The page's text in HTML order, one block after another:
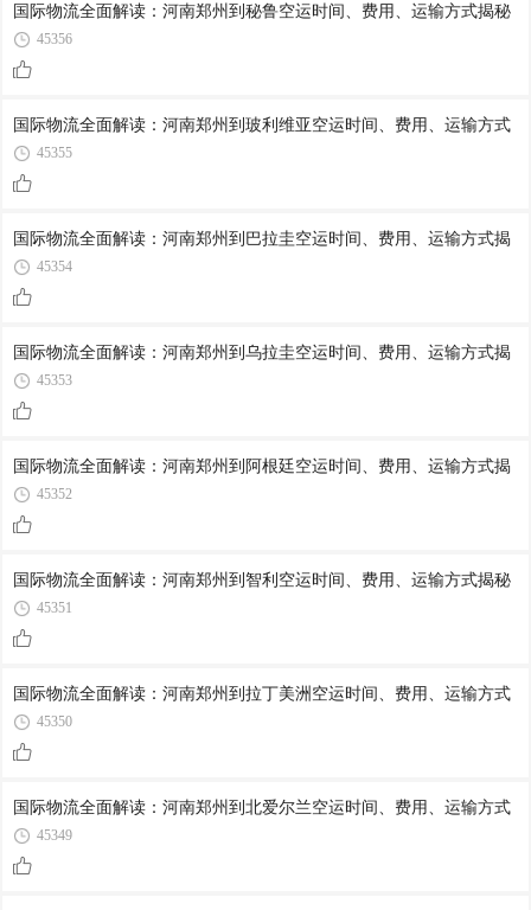
国际物流全面解读：河南郑州到秘鲁空运时间、费用、运输方式揭秘
45356
国际物流全面解读：河南郑州到玻利维亚空运时间、费用、运输方式
45355
国际物流全面解读：河南郑州到巴拉圭空运时间、费用、运输方式揭
45354
国际物流全面解读：河南郑州到乌拉圭空运时间、费用、运输方式揭
45353
国际物流全面解读：河南郑州到阿根廷空运时间、费用、运输方式揭
45352
国际物流全面解读：河南郑州到智利空运时间、费用、运输方式揭秘
45351
国际物流全面解读：河南郑州到拉丁美洲空运时间、费用、运输方式
45350
国际物流全面解读：河南郑州到北爱尔兰空运时间、费用、运输方式
45349